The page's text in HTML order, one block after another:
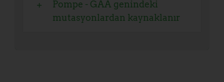
Pompe - GAA genindeki
mutasyonlardan kaynaklanır